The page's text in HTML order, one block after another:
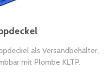
als Versandbehälter,
mit Plombe KLTP.